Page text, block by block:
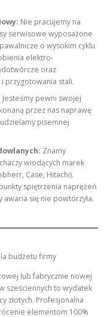
Nie pracujemy na
serwisowe wyposażone
o wysokim cyklu
elektro-
oraz
przygotowania stali.
Jesteśmy pewni swojej
przez nas naprawę
pisemnej
Znamy
wiodących marek
Case, Hitachi).
spiętrzenia naprężeń
się nie powtórzyła.
budżetu firmy
lub fabrycznie nowej
sześciennych to wydatek
złotych. Profesjonalna
elementom 100%